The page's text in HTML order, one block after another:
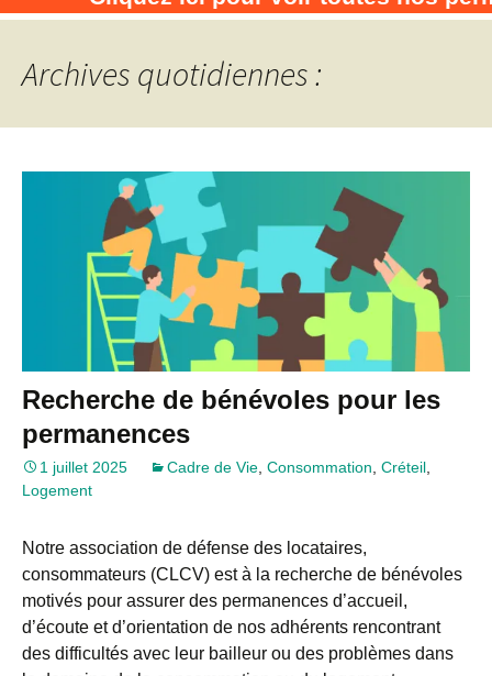
et usagers
Archives quotidiennes :
Recherche de bénévoles pour les
permanences
1 juillet 2025 Cadre de Vie, Consommation, Créteil,
Logement
Notre association de défense des locataires,
consommateurs (CLCV) est à la recherche de bénévoles
motivés pour assurer des permanences d’accueil,
d’écoute et d’orientation de nos adhérents rencontrant
des difficultés avec leur bailleur ou des problèmes dans